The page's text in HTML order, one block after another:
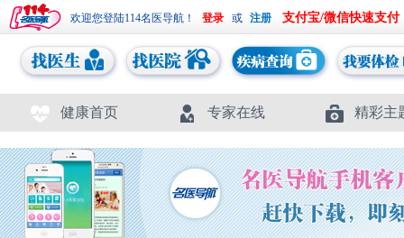
欢迎您登陆114名医导航！ 或 支付宝/微信快速支付
健康首页 专家在线 精彩主